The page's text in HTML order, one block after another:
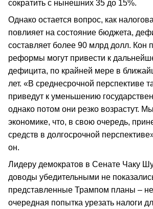
сократить с нынешних 35 до 15%.
Однако остается вопрос, как
повлияет на состояние бюджета,
составляет более 90 млрд долл. Кон
реформы могут привести к
дефицита, по крайней мере в
лет. «В среднесрочной перспективе
приведут к уменьшению
однако потом они резко возрастут.
экономике, что, в свою очередь,
средств в долгосрочной
он.
Лидеру демократов в Сенате Чаку
доводы убедительными не
представленные Трампом планы –
очередная попытка урезать налоги